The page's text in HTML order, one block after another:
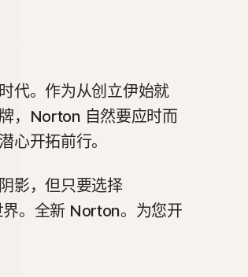
代。作为从创立伊始就
，Norton 自然要应时而
心开拓前行。
影，但只要选择
。全新 Norton。为您开